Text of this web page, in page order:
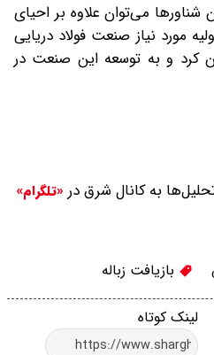
شناورها می‌توان علاوه بر احیای
مورد نیاز صنعت فولاد دریایی
کرد و به توسعه این صنعت در
به کانال شرق در «تلگرام»
بازیافت زباله
لینک کوتاه